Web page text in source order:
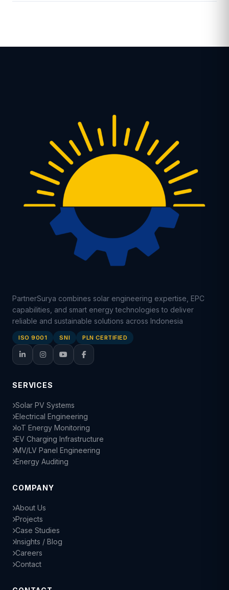
PartnerSurya combines solar engineering expertise, EPC
capabilities, and smart energy technologies to deliver
reliable and sustainable solutions across Indonesia
ISO 9001 SNI PLN CERTIFIED
SERVICES
Solar PV Systems
Electrical Engineering
IoT Energy Monitoring
EV Charging Infrastructure
MV/LV Panel Engineering
Energy Auditing
COMPANY
About Us
Projects
Case Studies
Insights / Blog
Careers
Contact